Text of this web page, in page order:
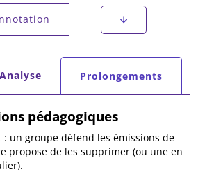
Analyse Prolongements
(onglet actif)
pédagogiques
un groupe défend les émissions de
propose de les supprimer (ou une en